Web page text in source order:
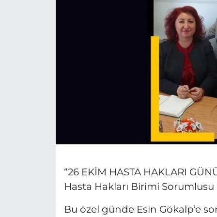
“26 EKİM HASTA HAKLARI
Hasta Hakları Birimi Sorumlusu
Bu özel günde Esin Gökalp’e